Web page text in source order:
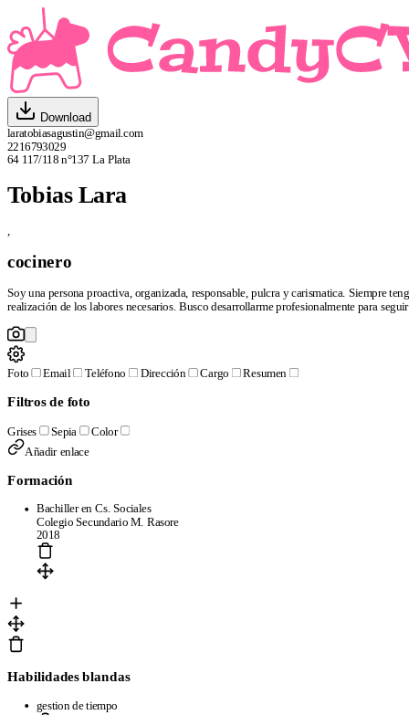
Download
laratobiasagustin@gmail.com
2216793029
64 117/118 n°137 La Plata
Tobias Lara
cocinero
Soy una persona proactiva, organizada, responsable, pulcra y carismatica. Siempre
realización de los labores necesarios. Busco desarrollarme profesionalmente para
Foto Email Teléfono Dirección Cargo Resumen
Filtros de foto
Grises Sepia
Color
Añadir enlace
Formación
Bachiller en Cs. Sociales
Colegio Secundario M. Rasore
2018
Habilidades blandas
gestion de tiempo